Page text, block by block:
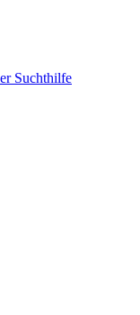
Suchthilfe